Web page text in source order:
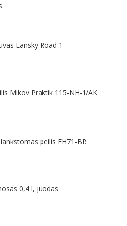
Lansky Road 1
Mikov Praktik 115-NH-1/AK
peilis FH71-BR
0,4 l, juodas